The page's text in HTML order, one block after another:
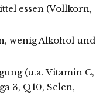
essen (Vollkorn,
wenig Alkohol und
(u.a. Vitamin C,
3, Q10, Selen,